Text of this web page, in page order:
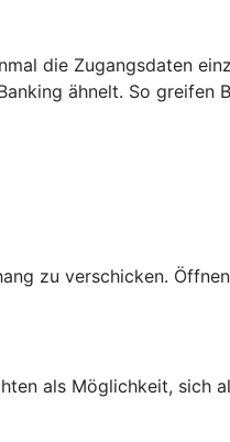
die Zugangsdaten
ähnelt. So greifen
zu verschicken.
als Möglichkeit, sich